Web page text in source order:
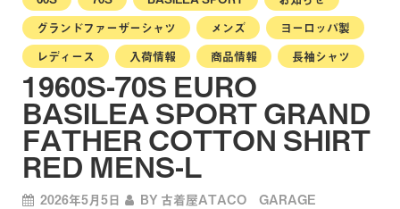
グランドファーザーシャツ
メンズ
ヨーロッパ製
レディース
入荷情報 商品情報 長袖シャツ
1960S-70S EURO
BASILEA SPORT GRAND
FATHER COTTON SHIRT
RED MENS-L
2026年5月5日 BY 古着屋ATACO GARAGE